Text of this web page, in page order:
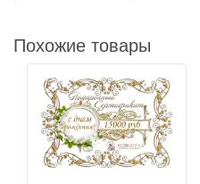
Похожие товары